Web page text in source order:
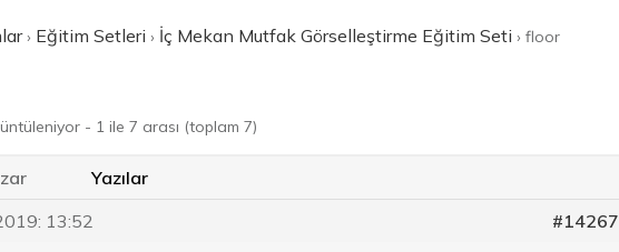
› Eğitim Setleri › İç Mekan Mutfak Görselleştirme Eğitim Seti › floor
- 1 ile 7 arası (toplam 7)
Yazılar
13:52
#14267